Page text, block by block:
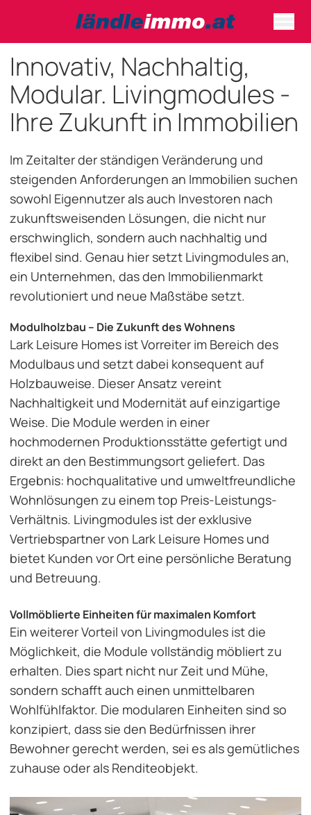
Innovativ, Nachhaltig,
Modular. Livingmodules -
Ihre Zukunft in Immobilien
Im Zeitalter der ständigen Veränderung und
steigenden Anforderungen an Immobilien suchen
sowohl Eigennutzer als auch Investoren nach
zukunftsweisenden Lösungen, die nicht nur
erschwinglich, sondern auch nachhaltig und
flexibel sind. Genau hier setzt Livingmodules an,
ein Unternehmen, das den Immobilienmarkt
revolutioniert und neue Maßstäbe setzt.
Modulholzbau – Die Zukunft des Wohnens
Lark Leisure Homes ist Vorreiter im Bereich des
Modulbaus und setzt dabei konsequent auf
Holzbauweise. Dieser Ansatz vereint
Nachhaltigkeit und Modernität auf einzigartige
Weise. Die Module werden in einer
hochmodernen Produktionsstätte gefertigt und
direkt an den Bestimmungsort geliefert. Das
Ergebnis: hochqualitative und umweltfreundliche
Wohnlösungen zu einem top Preis-Leistungs-
Verhältnis. Livingmodules ist der exklusive
Vertriebspartner von Lark Leisure Homes und
bietet Kunden vor Ort eine persönliche Beratung
und Betreuung.
Vollmöblierte Einheiten für maximalen Komfort
Ein weiterer Vorteil von Livingmodules ist die
Möglichkeit, die Module vollständig möbliert zu
erhalten. Dies spart nicht nur Zeit und Mühe,
sondern schafft auch einen unmittelbaren
Wohlfühlfaktor. Die modularen Einheiten sind so
konzipiert, dass sie den Bedürfnissen ihrer
Bewohner gerecht werden, sei es als gemütliches
zuhause oder als Renditeobjekt.